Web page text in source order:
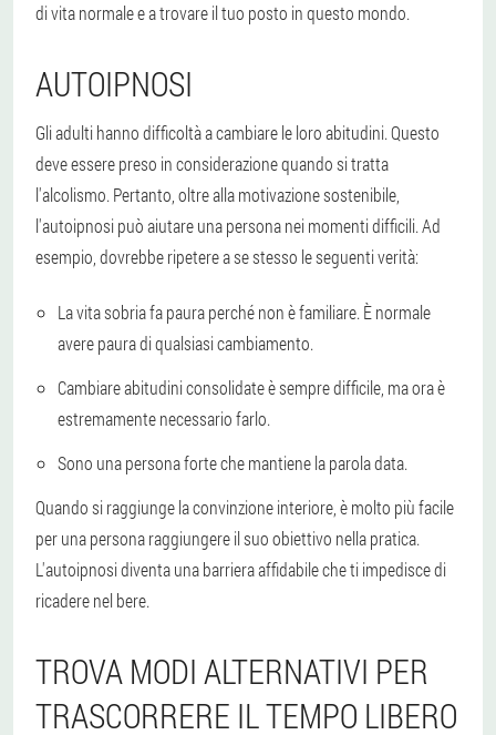
di vita normale e a trovare il tuo posto in questo mondo.
AUTOIPNOSI
Gli adulti hanno difficoltà a cambiare le loro abitudini. Questo
deve essere preso in considerazione quando si tratta
l'alcolismo. Pertanto, oltre alla motivazione sostenibile,
l'autoipnosi può aiutare una persona nei momenti difficili. Ad
esempio, dovrebbe ripetere a se stesso le seguenti verità:
La vita sobria fa paura perché non è familiare. È normale
avere paura di qualsiasi cambiamento.
Cambiare abitudini consolidate è sempre difficile, ma ora è
estremamente necessario farlo.
Sono una persona forte che mantiene la parola data.
Quando si raggiunge la convinzione interiore, è molto più facile
per una persona raggiungere il suo obiettivo nella pratica.
L'autoipnosi diventa una barriera affidabile che ti impedisce di
ricadere nel bere.
TROVA MODI ALTERNATIVI PER
TRASCORRERE IL TEMPO LIBERO